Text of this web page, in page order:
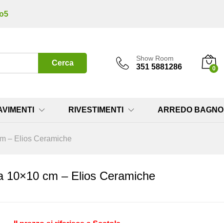
Cerca
Show Room
351 5881286 0
RIVESTIMENTI ARREDO BAGNO
– Elios Ceramiche
10×10 cm – Elios Ceramiche